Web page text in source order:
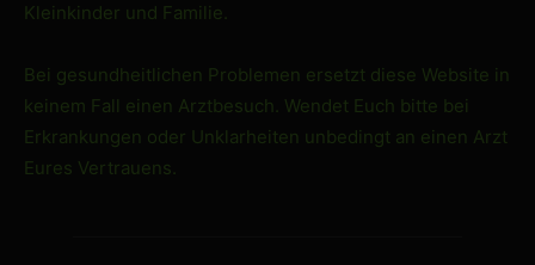
Kleinkinder und Familie.
Bei gesundheitlichen Problemen ersetzt diese Website in
keinem Fall einen Arztbesuch. Wendet Euch bitte bei
Erkrankungen oder Unklarheiten unbedingt an einen Arzt
Eures Vertrauens.